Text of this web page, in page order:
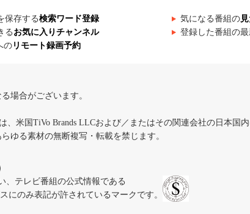
保存する検索ワード登録 気になる番組の
る お気に入りチャンネル 登録した番組の
の リモート録画予約
場合がございます。
、米国TiVo Brands LLCおよび／またはその関連会社の日本国
ゆる素材の無断複写・転載を禁じます。
、テレビ番組の公式情報である
にのみ表記が許されているマークです。